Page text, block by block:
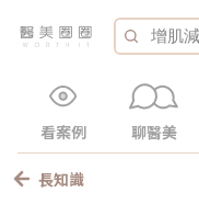
看案例 聊醫美
長知識